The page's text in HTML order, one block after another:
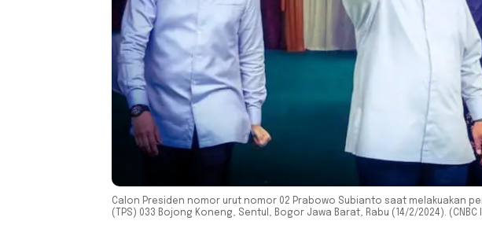
Calon Presiden nomor urut nomor 02 Prabowo Subianto saat melakuakan
(TPS) 033 Bojong Koneng, Sentul, Bogor Jawa Barat, Rabu (14/2/2024).